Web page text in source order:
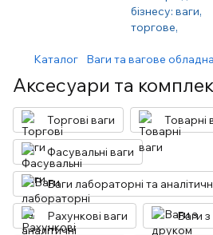
Каталог Ваги та вагове
Аксесуари та
Торгові ваги Товарні
Фасувальні ваги
Ваги лабораторні та
Рахункові ваги Ваги